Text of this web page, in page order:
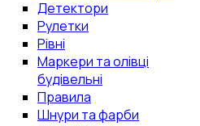
Детектори
Рулетки
Рівні
Маркери та олівці
будівельні
Правила
Шнури та фарби